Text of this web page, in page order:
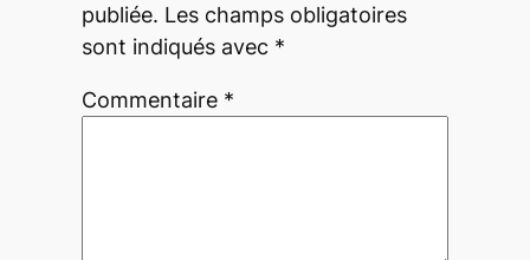
publiée. Les champs obligatoires
sont indiqués avec *
Commentaire *